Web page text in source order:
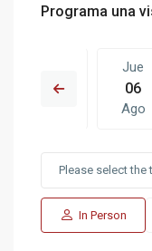
Programa una
15
Jue
06
Ago
In Person